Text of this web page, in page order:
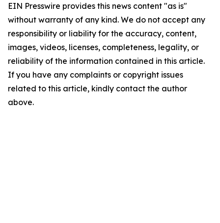
EIN Presswire provides this news content "as is"
without warranty of any kind. We do not accept any
responsibility or liability for the accuracy, content,
images, videos, licenses, completeness, legality, or
reliability of the information contained in this article.
If you have any complaints or copyright issues
related to this article, kindly contact the author
above.